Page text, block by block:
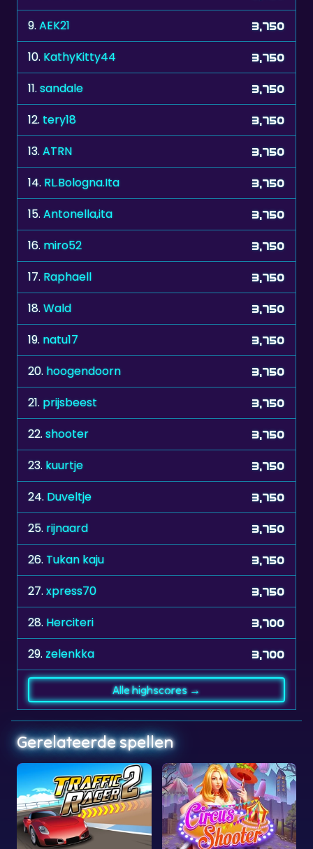
10.KathyKitty44 3,750
11. sandale 3,750
12.tery18 3,750
13. ATRN 3,750
14.RL.Bologna.Ita 3,750
15. Antonella,ita 3,750
16. miro52 3,750
17. Raphaell 3,750
18. Wald 3,750
19. natu17 3,750
20.hoogendoorn 3,750
21. prijsbeest 3,750
22.shooter 3,750
23. kuurtje 3,750
24.Duveltje 3,750
25. rijnaard 3,750
26. Tukan kaju 3,750
27. xpress70 3,750
28. Herciteri 3,700
29. zelenkka 3,700
Gerelateerde spellen
Circus Shooter Space Trip